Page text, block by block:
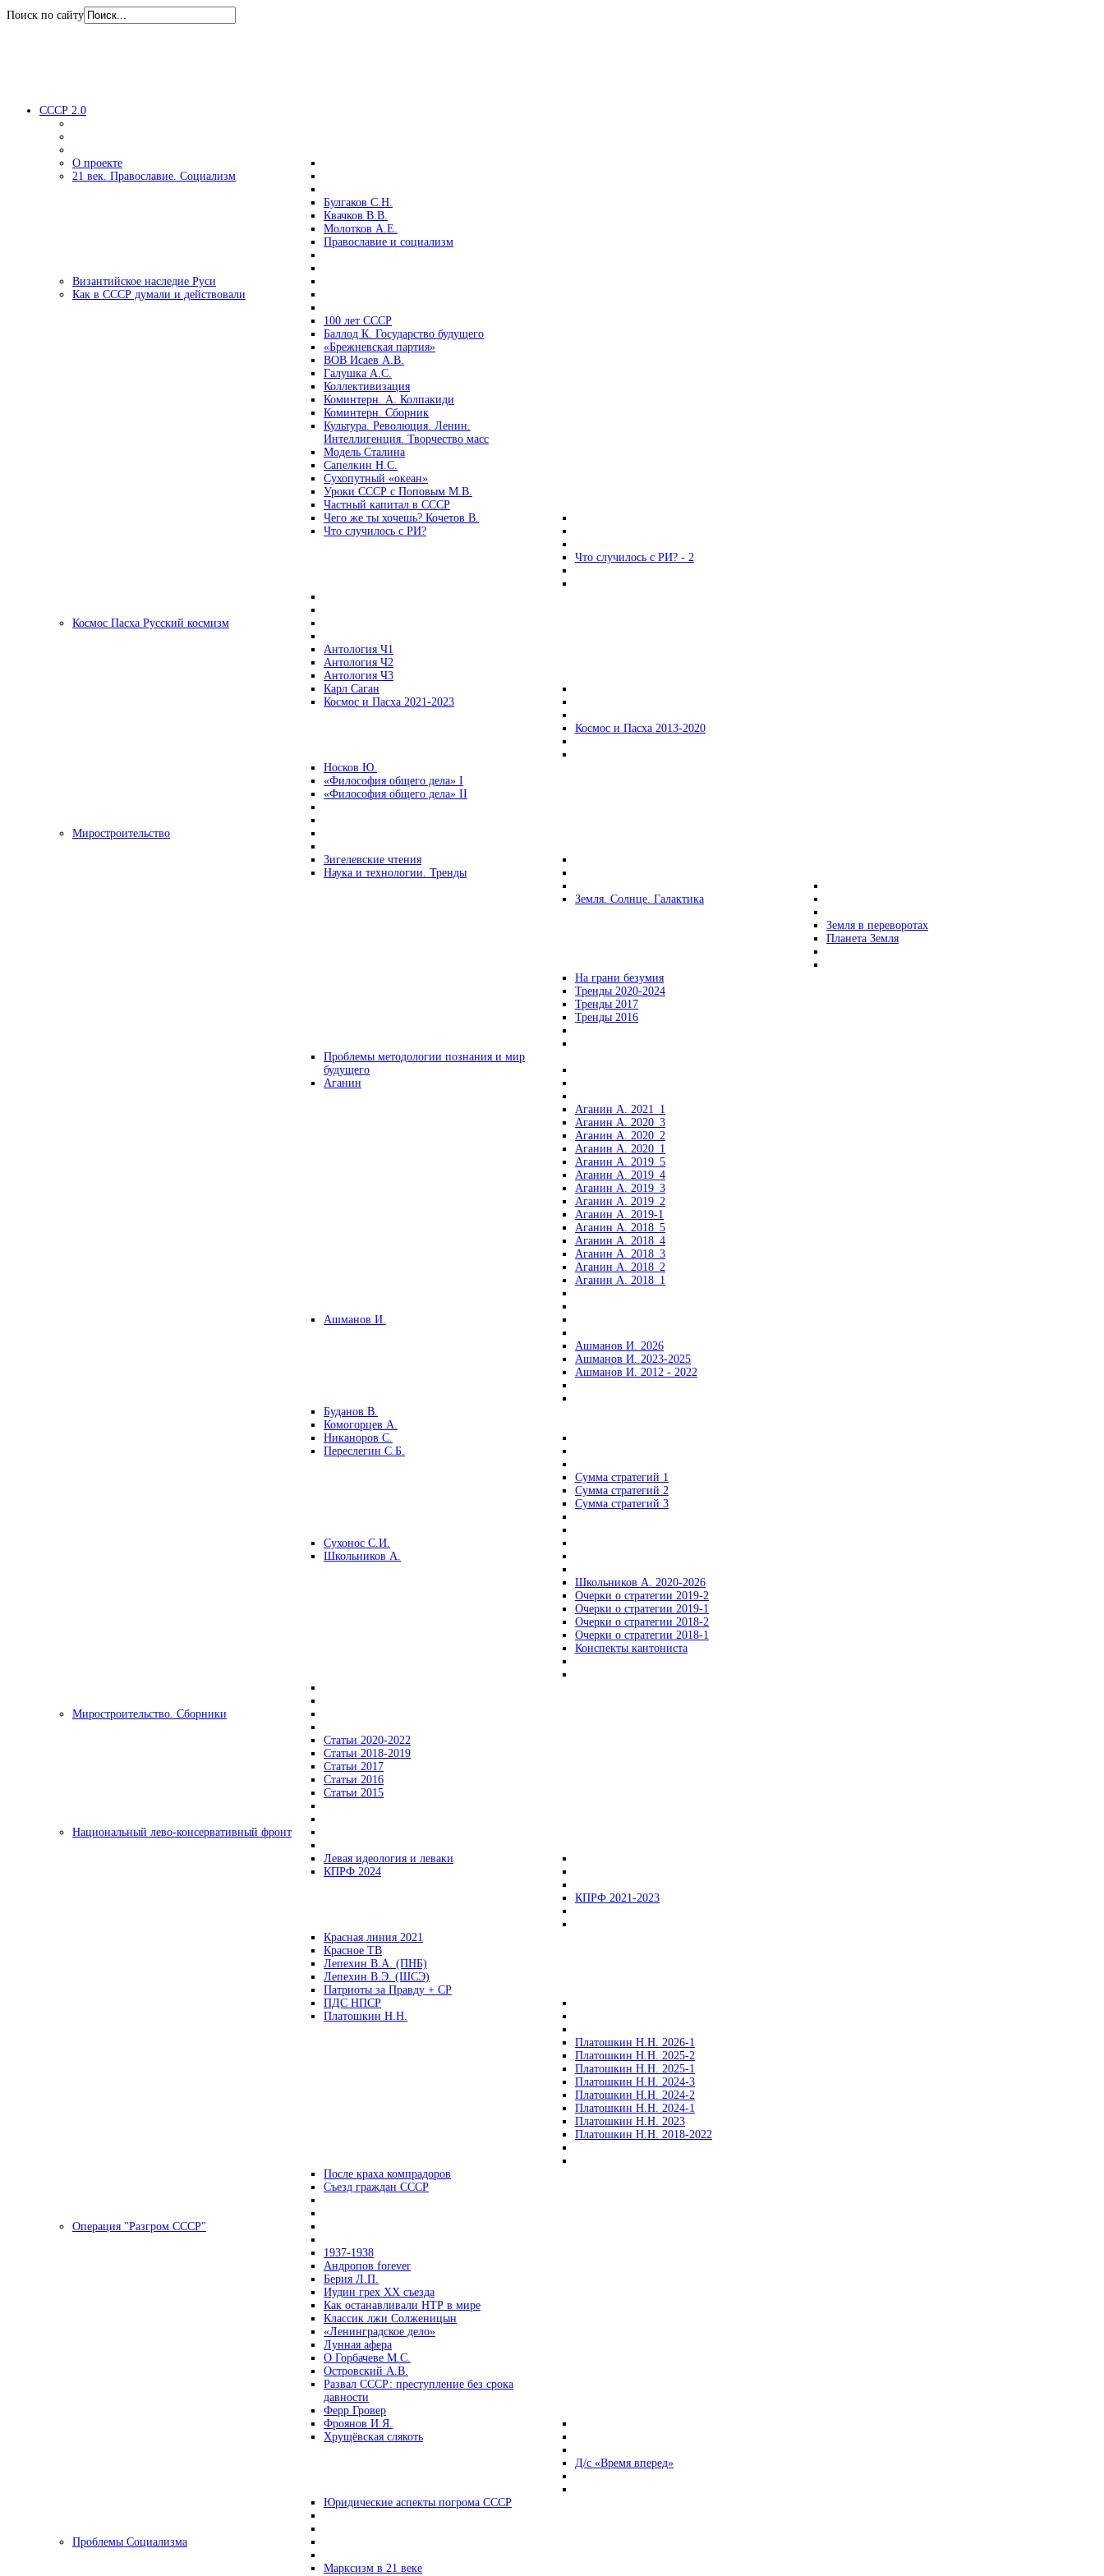
Поиск по сайту
СССР 2.0
О проекте
21 век. Православие. Социализм
Булгаков С.Н.
Квачков В.В.
Молотков А.Е.
Православие и социализм
Византийское наследие Руси
Как в СССР думали и действовали
100 лет СССР
Баллод К. Государство будущего
«Брежневская партия»
ВОВ Исаев А.В.
Галушка А.С.
Коллективизация
Коминтерн. А. Колпакиди
Коминтерн. Сборник
Культура. Революция. Ленин.
Интеллигенция. Творчество масс
Модель Сталина
Сапелкин Н.С.
Сухопутный «океан»
Уроки СССР с Поповым М.В.
Частный капитал в СССР
Чего же ты хочешь? Кочетов В.
Что случилось с РИ?
Что случилось с РИ? - 2
Космос Пасха Русский космизм
Антология Ч1
Антология Ч2
Антология Ч3
Карл Саган
Космос и Пасха 2021-2023
Космос и Пасха 2013-2020
Носков Ю.
«Философия общего дела» I
«Философия общего дела» II
Миростроительство
Зигелевские чтения
Наука и технологии. Тренды
Земля. Солнце. Галактика
Земля в переворотах
Планета Земля
На грани безумия
Тренды 2020-2024
Тренды 2017
Тренды 2016
Проблемы методологии познания и мир
будущего
Аганин
Аганин А. 2021_1
Аганин А. 2020_3
Аганин А. 2020_2
Аганин А. 2020_1
Аганин А. 2019_5
Аганин А. 2019_4
Аганин А. 2019_3
Аганин А. 2019_2
Аганин А. 2019-1
Аганин А. 2018_5
Аганин А. 2018_4
Аганин А. 2018_3
Аганин А. 2018_2
Аганин А. 2018_1
Ашманов И.
Ашманов И. 2026
Ашманов И. 2023-2025
Ашманов И. 2012 - 2022
Буданов В.
Комогорцев А.
Никаноров С.
Переслегин С.Б.
Сумма стратегий 1
Сумма стратегий 2
Сумма стратегий 3
Сухонос С.И.
Школьников А.
Школьников А. 2020-2026
Очерки о стратегии 2019-2
Очерки о стратегии 2019-1
Очерки о стратегии 2018-2
Очерки о стратегии 2018-1
Конспекты кантониста
Миростроительство. Сборники
Статьи 2020-2022
Статьи 2018-2019
Статьи 2017
Статьи 2016
Статьи 2015
Национальный лево-консервативный фронт
Левая идеология и леваки
КПРФ 2024
КПРФ 2021-2023
Красная линия 2021
Красное ТВ
Лепехин В.А. (ПНБ)
Лепехин В.Э. (ШСЭ)
Патриоты за Правду + СР
ПДС НПСР
Платошкин Н.Н.
Платошкин Н.Н. 2026-1
Платошкин Н.Н. 2025-2
Платошкин Н.Н. 2025-1
Платошкин Н.Н. 2024-3
Платошкин Н.Н. 2024-2
Платошкин Н.Н. 2024-1
Платошкин Н.Н. 2023
Платошкин Н.Н. 2018-2022
После краха компрадоров
Съезд граждан СССР
Операция "Разгром СССР"
1937-1938
Андропов forever
Берия Л.П.
Иудин грех ХХ съезда
Как останавливали НТР в мире
Классик лжи Солженицын
«Ленинградское дело»
Лунная афера
О Горбачеве М.С.
Островский А.В.
Развал СССР: преступление без срока
давности
Ферр Гровер
Фроянов И.Я.
Хрущёвская слякоть
Д/с «Время вперед»
Юридические аспекты погрома СССР
Проблемы Социализма
Марксизм в 21 веке